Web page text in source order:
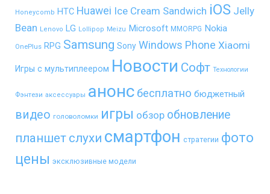
Honeycomb HTC Huawei Ice Cream Sandwich iOS Jelly
Bean Lenovo LG Lollipop Meizu Microsoft MMORPG Nokia
OnePlus RPG Samsung Sony Windows Phone Xiaomi
Игры с мультиплеером Новости Софт Технологии
Фэнтези аксессуары анонс бесплатно бюджетный
видео головоломки игры обзор обновление
планшет слухи смартфон стратегии фото
цены эксклюзивные модели